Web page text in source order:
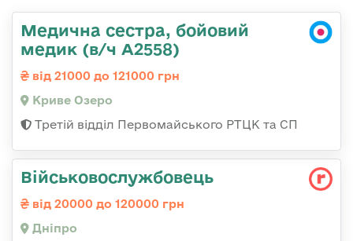
Медична сестра, бойовий
медик (в/ч А2558)
від 21000 до 121000 грн
Криве Озеро
Третій відділ Первомайського РТЦК та СП
Військовослужбовець
від 20000 до 120000 грн
Дніпро